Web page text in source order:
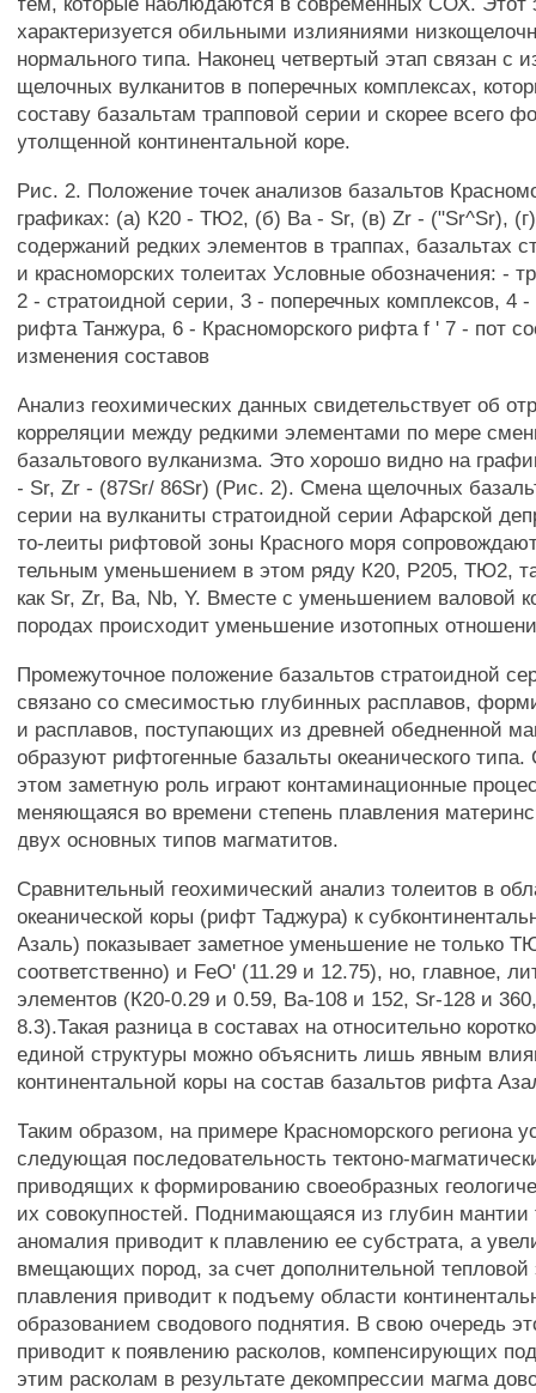
характеризуется обильными излияниями
нормального типа. Наконец четвертый этап связан с
щелочных вулканитов в поперечных комплексах,
составу базальтам трапповой серии и скорее всего
утолщенной континентальной коре.
Рис. 2. Положение точек анализов базальтов
графиках: (а) К20 - ТЮ2, (б) Ва - Sr, (в) Zr - ("Sr^Sr),
содержаний редких элементов в траппах, базальтах
и красноморских толеитах Условные обозначения: -
2 - стратоидной серии, 3 - поперечных комплексов, 4
рифта Танжура, 6 - Красноморского рифта f ' 7 - пот
изменения составов
Анализ геохимических данных свидетельствует об
корреляции между редкими элементами по мере
базальтового вулканизма. Это хорошо видно на
- Sr, Zr - (87Sr/ 86Sr) (Рис. 2). Смена щелочных
серии на вулканиты стратоидной серии Афарской
то-леиты рифтовой зоны Красного моря
тельным уменьшением в этом ряду К20, Р205, ТЮ2,
как Sr, Zr, Ва, Nb, Y. Вместе с уменьшением валовой
породах происходит уменьшение изотопных
Промежуточное положение базальтов стратоидной
связано со смесимостью глубинных расплавов,
и расплавов, поступающих из древней обедненной
образуют рифтогенные базальты океанического типа.
этом заметную роль играют контаминационные
меняющаяся во времени степень плавления
двух основных типов магматитов.
Сравнительный геохимический анализ толеитов в
океанической коры (рифт Таджура) к
Азаль) показывает заметное уменьшение не только
соответственно) и FeO' (11.29 и 12.75), но, главное,
элементов (К20-0.29 и 0.59, Ва-108 и 152, Sr-128 и
8.3).Такая разница в составах на относительно
единой структуры можно объяснить лишь явным
континентальной коры на состав базальтов рифта
Таким образом, на примере Красноморского региона
следующая последовательность тектоно-
приводящих к формированию своеобразных
их совокупностей. Поднимающаяся из глубин мантии
аномалия приводит к плавлению ее субстрата, а
вмещающих пород, за счет дополнительной тепловой
плавления приводит к подъему области
образованием сводового поднятия. В свою очередь
приводит к появлению расколов, компенсирующих
этим расколам в результате декомпрессии магма